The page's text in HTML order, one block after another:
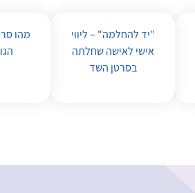
"יד להחלמה" – ליווי
אישי לאישה שחלתה
בסרטן השד
מהו